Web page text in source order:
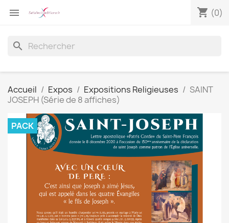
 shopping_cart (0)
search
Accueil Expos Expositions Religieuses
SAINT
JOSEPH (Série de 8 affiches)
PACK